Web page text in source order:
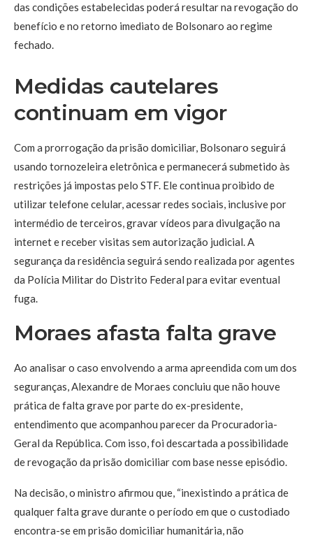
das condições estabelecidas poderá resultar na revogação do
benefício e no retorno imediato de Bolsonaro ao regime
fechado.
Medidas cautelares
continuam em vigor
Com a prorrogação da prisão domiciliar, Bolsonaro seguirá
usando tornozeleira eletrônica e permanecerá submetido às
restrições já impostas pelo STF. Ele continua proibido de
utilizar telefone celular, acessar redes sociais, inclusive por
intermédio de terceiros, gravar vídeos para divulgação na
internet e receber visitas sem autorização judicial. A
segurança da residência seguirá sendo realizada por agentes
da Polícia Militar do Distrito Federal para evitar eventual
fuga.
Moraes afasta falta grave
Ao analisar o caso envolvendo a arma apreendida com um dos
seguranças, Alexandre de Moraes concluiu que não houve
prática de falta grave por parte do ex-presidente,
entendimento que acompanhou parecer da Procuradoria-
Geral da República. Com isso, foi descartada a possibilidade
de revogação da prisão domiciliar com base nesse episódio.
Na decisão, o ministro afirmou que, “inexistindo a prática de
qualquer falta grave durante o período em que o custodiado
encontra-se em prisão domiciliar humanitária, não